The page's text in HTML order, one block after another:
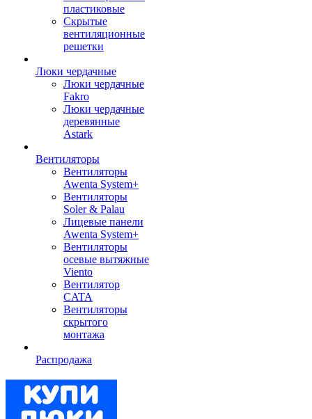
пластиковые
Скрытые
вентиляционные
решетки
Люки чердачные
Люки чердачные
Fakro
Люки чердачные
деревянные
Astark
Вентиляторы
Вентиляторы
Awenta System+
Вентиляторы
Soler & Palau
Лицевые панели
Awenta System+
Вентиляторы
осевые вытяжные
Viento
Вентилятор
CATA
Вентиляторы
скрытого
монтажа
Распродажа